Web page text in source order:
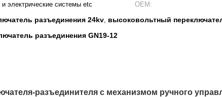
электрические системы etc OEM:
разъединения 24kv, высоковольтный
разъединения GN19-12
разъединителя с механизмом ручного